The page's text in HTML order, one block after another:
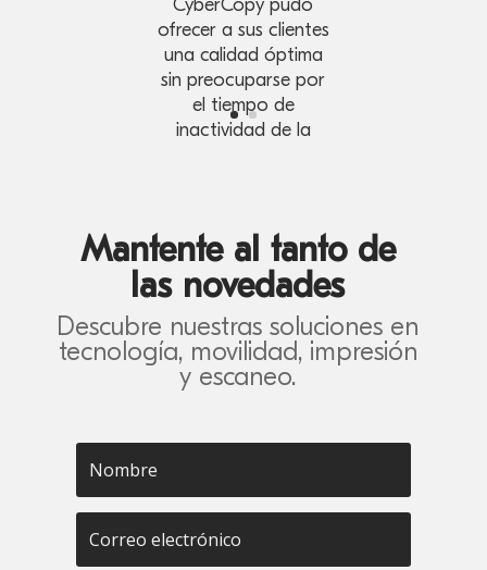
CyberCopy pudo
ofrecer a sus clientes
una calidad óptima
sin preocuparse por
el tiempo de
inactividad de la
Mantente al tanto de
las novedades
Descubre nuestras soluciones en
tecnología, movilidad, impresión
y escaneo.